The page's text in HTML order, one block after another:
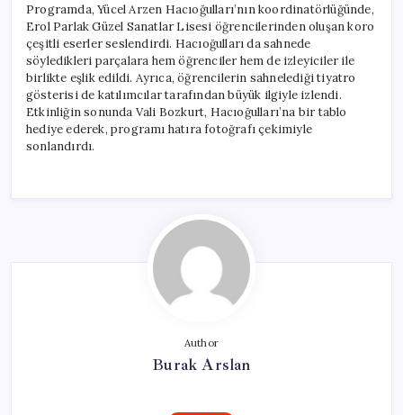
Programda, Yücel Arzen Hacıoğulları’nın koordinatörlüğünde,
Erol Parlak Güzel Sanatlar Lisesi öğrencilerinden oluşan koro
çeşitli eserler seslendirdi. Hacıoğulları da sahnede
söyledikleri parçalara hem öğrenciler hem de izleyiciler ile
birlikte eşlik edildi. Ayrıca, öğrencilerin sahnelediği tiyatro
gösterisi de katılımcılar tarafından büyük ilgiyle izlendi.
Etkinliğin sonunda Vali Bozkurt, Hacıoğulları’na bir tablo
hediye ederek, programı hatıra fotoğrafı çekimiyle
sonlandırdı.
Author
Burak Arslan